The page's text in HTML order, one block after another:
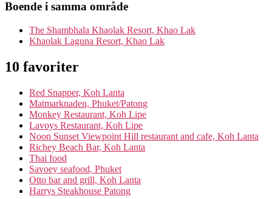
Boende i samma område
The Shambhala Khaolak Resort, Khao Lak
Khaolak Laguna Resort, Khao Lak
10 favoriter
Red Snapper, Koh Lanta
Matmarknaden, Phuket/Patong
Monkey Restaurant, Koh Lipe
Lavoys Restaurant, Koh Lipe
Noon Sunset Viewpoint Hill restaurant and cafe, Koh Lanta
Richey Beach Bar, Koh Lanta
Thai food
Savoey seafood, Phuket
Otto bar and grill, Koh Lanta
Harrys Steakhouse Patong